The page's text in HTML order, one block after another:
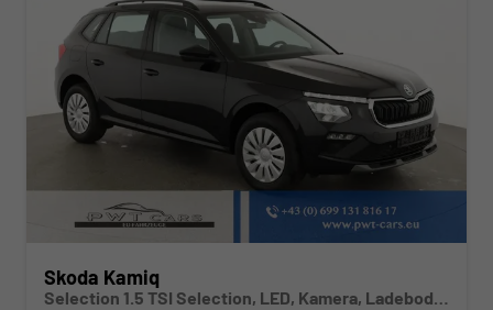
Skoda Kamiq
Selection 1.5 TSI Selection, LED, Kamera, Ladeboden, Winter